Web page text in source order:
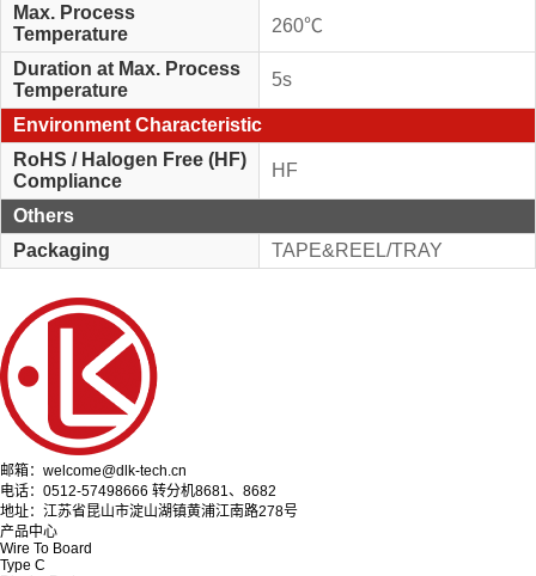
Max. Process
Temperature
260℃
Duration at Max. Process
Temperature
5s
Environment Characteristic
RoHS / Halogen Free (HF)
Compliance
HF
Others
Packaging
TAPE&REEL/TRAY
邮箱：welcome@dlk-tech.cn
电话：0512-57498666 转分机8681、8682
地址：江苏省昆山市淀山湖镇黄浦江南路278号
产品中心
Wire To Board
Type C